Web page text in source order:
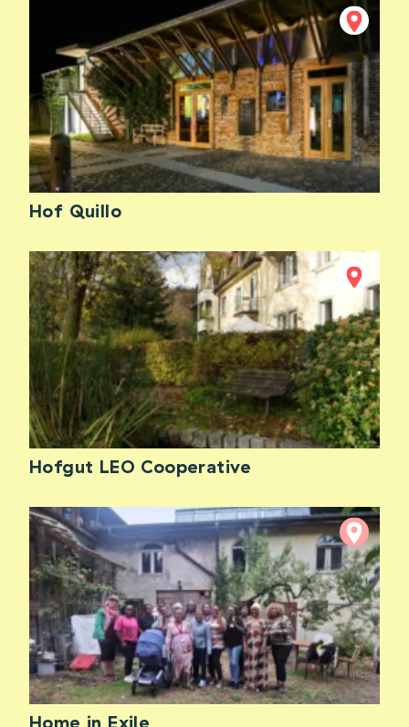
Hof Quillo
Hofgut LEO Cooperative
Home in Exile